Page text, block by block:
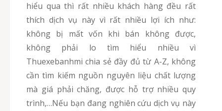
hiểu qua thì rất nhiều khách hàng đều rất
thích dịch vụ này vì rất nhiều lợi ích như:
không bị mất vốn khi bán không được,
không phải lo tìm hiểu nhiều vì
Thuexebanhmi chia sẻ đầy đủ từ A-Z, không
cần tìm kiếm nguồn nguyên liệu chất lượng
mà giá phải chăng, được hỗ trợ nhiều quy
trình,…Nếu bạn đang nghiên cứu dịch vụ này